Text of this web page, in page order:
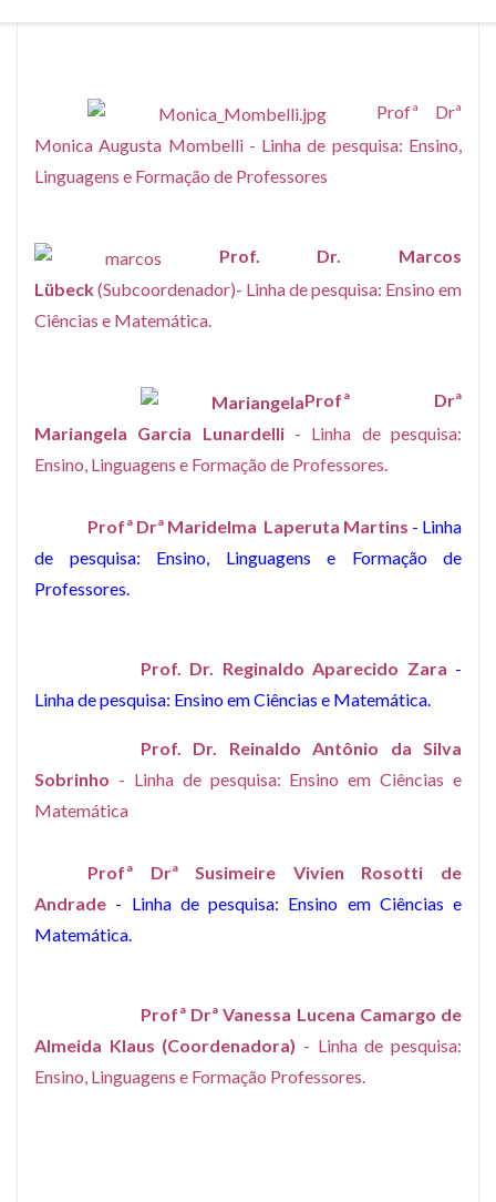
Profª Drª
Monica Augusta Mombelli - Linha de pesquisa: Ensino,
Linguagens e Formação de Professores
Prof. Dr. Marcos
Lübeck(Subcoordenador)- Linha de pesquisa: Ensino em
Ciências e Matemática.
Profª Drª
Mariangela Garcia Lunardelli- Linha de pesquisa:
Ensino, Linguagens e Formação de Professores.
Profª Drª Maridelma Laperuta Martins - Linha
de pesquisa: Ensino, Linguagens e Formação de
Professores.
Prof. Dr. Reginaldo Aparecido Zara -
Linha de pesquisa: Ensino em Ciências e Matemática.
Prof. Dr. Reinaldo Antônio da Silva
Sobrinho - Linha de pesquisa: Ensino em Ciências e
Matemática
Profª Drª
Susimeire Vivien Rosotti de
Andrade - Linha de pesquisa: Ensino em Ciências e
Matemática.
Profª Drª Vanessa Lucena Camargo de
Almeida Klaus (Coordenadora) - Linha de pesquisa:
Ensino, Linguagens e Formação Professores.